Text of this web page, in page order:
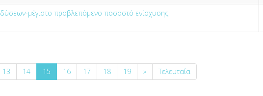
μέγιστο προβλεπόμενο ποσοστό ενίσχυσης
13 14 15 16 17 18 19 » Τελευταία